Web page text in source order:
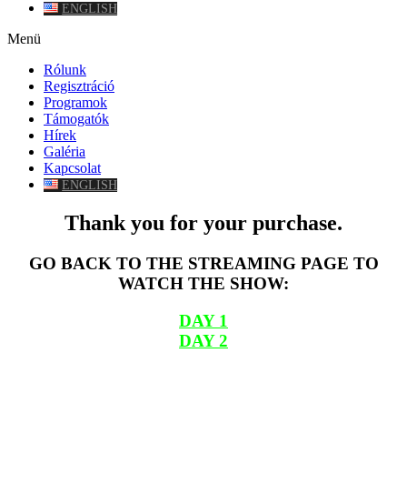
ENGLISH
Menü
Rólunk
Regisztráció
Programok
Támogatók
Hírek
Galéria
Kapcsolat
ENGLISH
Thank you for your purchase.
GO BACK TO THE STREAMING PAGE TO
WATCH THE SHOW:
DAY 1
DAY 2